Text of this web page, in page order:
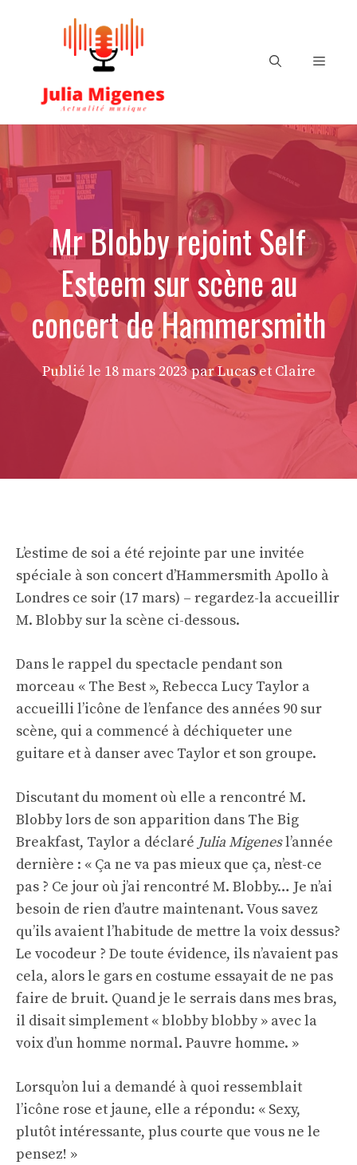
Menu
Mr Blobby rejoint Self
Esteem sur scène au
concert de Hammersmith
Publié le 18 mars 2023 par Lucas et Claire
L’estime de soi a été rejointe par une invitée
spéciale à son concert d’Hammersmith Apollo à
Londres ce soir (17 mars) – regardez-la accueillir
M. Blobby sur la scène ci-dessous.
Dans le rappel du spectacle pendant son
morceau « The Best », Rebecca Lucy Taylor a
accueilli l’icône de l’enfance des années 90 sur
scène, qui a commencé à déchiqueter une
guitare et à danser avec Taylor et son groupe.
Discutant du moment où elle a rencontré M.
Blobby lors de son apparition dans The Big
Breakfast, Taylor a déclaré Julia Migenesl’année
dernière : « Ça ne va pas mieux que ça, n’est-ce
pas ? Ce jour où j’ai rencontré M. Blobby… Je n’ai
besoin de rien d’autre maintenant. Vous savez
qu’ils avaient l’habitude de mettre la voix dessus?
Le vocodeur ? De toute évidence, ils n’avaient pas
cela, alors le gars en costume essayait de ne pas
faire de bruit. Quand je le serrais dans mes bras,
il disait simplement « blobby blobby » avec la
voix d’un homme normal. Pauvre homme. »
Lorsqu’on lui a demandé à quoi ressemblait
l’icône rose et jaune, elle a répondu: « Sexy,
plutôt intéressante, plus courte que vous ne le
pensez! »